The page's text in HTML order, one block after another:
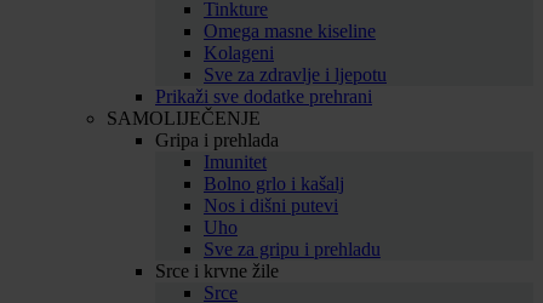
Tinkture
Omega masne kiseline
Kolageni
Sve za zdravlje i ljepotu
Prikaži sve dodatke prehrani
SAMOLIJEČENJE
Gripa i prehlada
Imunitet
Bolno grlo i kašalj
Nos i dišni putevi
Uho
Sve za gripu i prehladu
Srce i krvne žile
Srce